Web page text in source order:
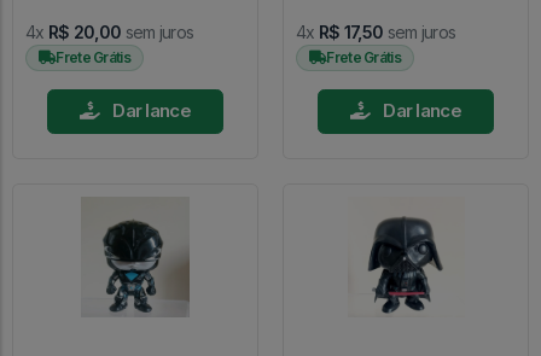
4x R$ 20,00 sem juros
Frete Grátis
Dar lance
4x R$ 17,50 sem juros
Frete Grátis
Dar lance